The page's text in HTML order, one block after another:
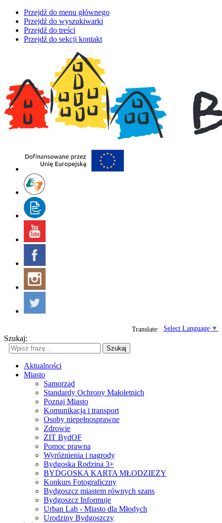
Przejdź do menu głównego
Przejdź do wyszukiwarki
Przejdź do treści
Przejdź do sekcji kontakt
Select Language ▼
Translate:
Szukaj:
Szukaj
Aktualności
Miasto
Samorząd
Standardy Ochrony Małoletnich
Poznaj Miasto
Komunikacja i transport
Osoby niepełnosprawne
Zdrowie
ZIT BydOF
Pomoc prawna
Wyróżnienia i nagrody
Bydgoska Rodzina 3+
BYDGOSKA KARTA MŁODZIEŻY
Konkurs Fotograficzny
Bydgoszcz miastem równych szans
Bydgoszcz Informuje
Urban Lab - Miasto dla Młodych
Urodziny Bydgoszczy